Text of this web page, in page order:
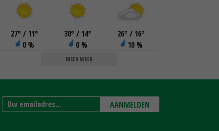
27° / 11°
0 %
30° / 14°
0 %
26° / 16°
10 %
MEER WEER
AANMELDEN